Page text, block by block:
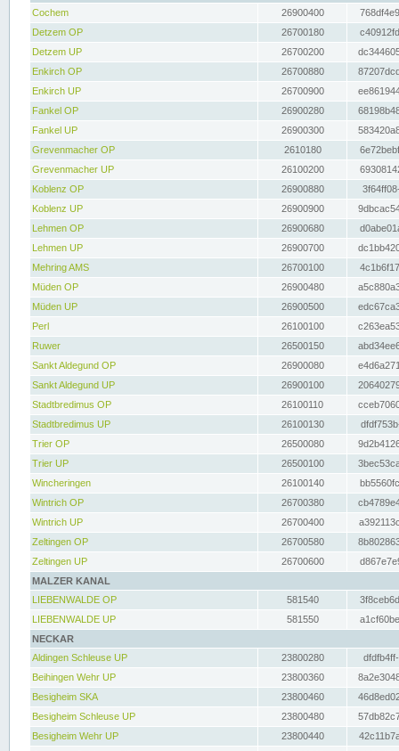
Cochem
26900400
Detzem OP
26700180
Detzem UP
26700200
Enkirch OP
26700880
Enkirch UP
26700900
Fankel OP
26900280
Fankel UP
26900300
Grevenmacher OP
2610180
Grevenmacher UP
26100200
Koblenz OP
26900880
Koblenz UP
26900900
Lehmen OP
26900680
Lehmen UP
26900700
Mehring AMS
26700100
Müden OP
26900480
Müden UP
26900500
Perl
26100100
Ruwer
26500150
Sankt Aldegund OP
26900080
Sankt Aldegund UP
26900100
Stadtbredimus OP
26100110
Stadtbredimus UP
26100130
Trier OP
26500080
Trier UP
26500100
Wincheringen
26100140
Wintrich OP
26700380
Wintrich UP
26700400
Zeltingen OP
26700580
Zeltingen UP
26700600
MALZER KANAL
LIEBENWALDE OP
581540
LIEBENWALDE UP
581550
NECKAR
Aldingen Schleuse UP
23800280
Beihingen Wehr UP
23800360
Besigheim SKA
23800460
Besigheim Schleuse UP
23800480
Besigheim Wehr UP
23800440